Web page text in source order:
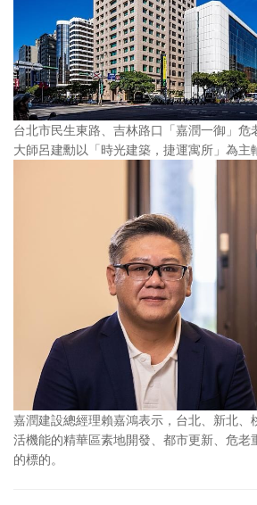
台北市民生東路、吉林路口「嘉潤一御」危
大師呂建勳以「時光建築，捷運寓所」為主
嘉潤建設總經理賴嘉鴻表示，台北、新北、
活機能的精華區素地開發、都市更新、危老
的標的。